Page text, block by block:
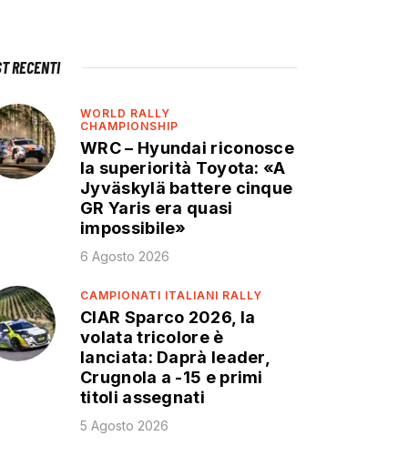
RECENTI
WORLD RALLY
CHAMPIONSHIP
WRC – Hyundai riconosce
la superiorità Toyota: «A
Jyväskylä battere cinque
GR Yaris era quasi
impossibile»
6 Agosto 2026
CAMPIONATI ITALIANI RALLY
CIAR Sparco 2026, la
volata tricolore è
lanciata: Daprà leader,
Crugnola a -15 e primi
titoli assegnati
5 Agosto 2026